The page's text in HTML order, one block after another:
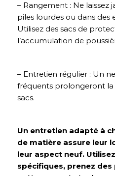
– Rangement : Ne laissez
piles lourdes ou dans des
Utilisez des sacs de
l’accumulation de
– Entretien régulier : Un
fréquents prolongeront la
sacs.
Un entretien adapté à
de matière assure leur
leur aspect neuf.
spécifiques, prenez